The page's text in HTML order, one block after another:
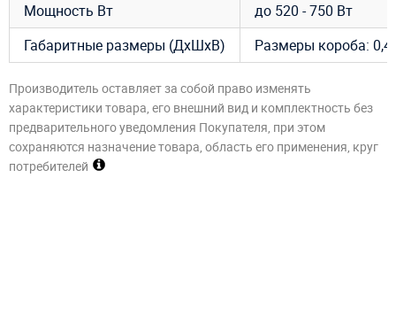
Мощность Вт
до 520 - 750 Вт
Габаритные размеры (ДхШхВ)
Размеры короба: 0,4
Производитель оставляет за собой право изменять
характеристики товара, его внешний вид и комплектность без
предварительного уведомления Покупателя, при этом
сохраняются назначение товара, область его применения, круг
потребителей